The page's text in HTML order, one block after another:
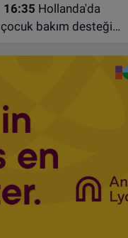
16:35
çocuk bakım desteği
hâlâ ek ödeme yapıyor